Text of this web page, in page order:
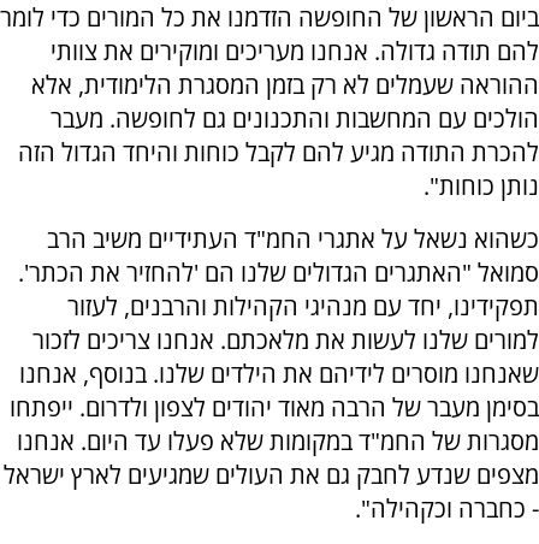
ביום הראשון של החופשה הזדמנו את כל המורים כדי לומר
להם תודה גדולה. אנחנו מעריכים ומוקירים את צוותי
ההוראה שעמלים לא רק בזמן המסגרת הלימודית, אלא
הולכים עם המחשבות והתכנונים גם לחופשה. מעבר
להכרת התודה מגיע להם לקבל כוחות והיחד הגדול הזה
נותן כוחות".
כשהוא נשאל על אתגרי החמ"ד העתידיים משיב הרב
סמואל "האתגרים הגדולים שלנו הם 'להחזיר את הכתר'.
תפקידינו, יחד עם מנהיגי הקהילות והרבנים, לעזור
למורים שלנו לעשות את מלאכתם. אנחנו צריכים לזכור
שאנחנו מוסרים לידיהם את הילדים שלנו. בנוסף, אנחנו
בסימן מעבר של הרבה מאוד יהודים לצפון ולדרום. ייפתחו
מסגרות של החמ"ד במקומות שלא פעלו עד היום. אנחנו
מצפים שנדע לחבק גם את העולים שמגיעים לארץ ישראל
- כחברה וכקהילה".